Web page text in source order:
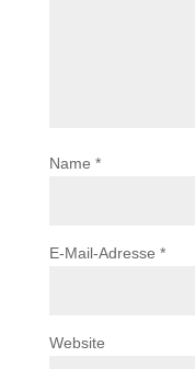
Name *
E-Mail-Adresse *
Website